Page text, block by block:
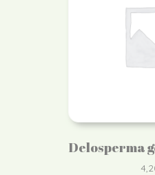
Delosperma